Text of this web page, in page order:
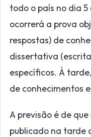
todo o país no dia
ocorrerá a prova
respostas) de
dissertativa
específicos. À
de conhecimentos
A previsão é de
publicado na tarde